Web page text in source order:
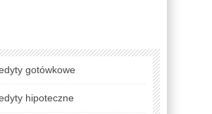
gotówkowe
hipoteczne